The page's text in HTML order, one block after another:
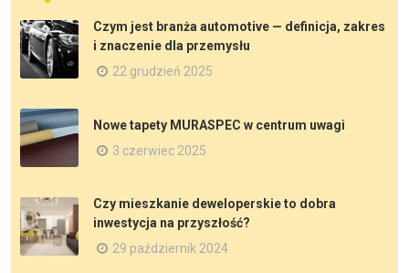
Czym jest branża automotive — definicja, zakres
i znaczenie dla przemysłu
22 grudzień 2025
Nowe tapety MURASPEC w centrum uwagi
3 czerwiec 2025
Czy mieszkanie deweloperskie to dobra
inwestycja na przyszłość?
29 październik 2024